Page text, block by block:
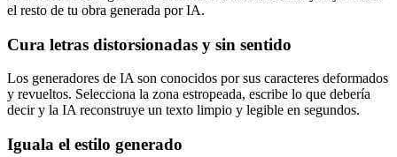
el resto de tu obra generada por IA.
Cura letras distorsionadas y sin sentido
Los generadores de IA son conocidos por sus caracteres deformados
y revueltos. Selecciona la zona estropeada, escribe lo que debería
decir y la IA reconstruye un texto limpio y legible en segundos.
Iguala el estilo generado